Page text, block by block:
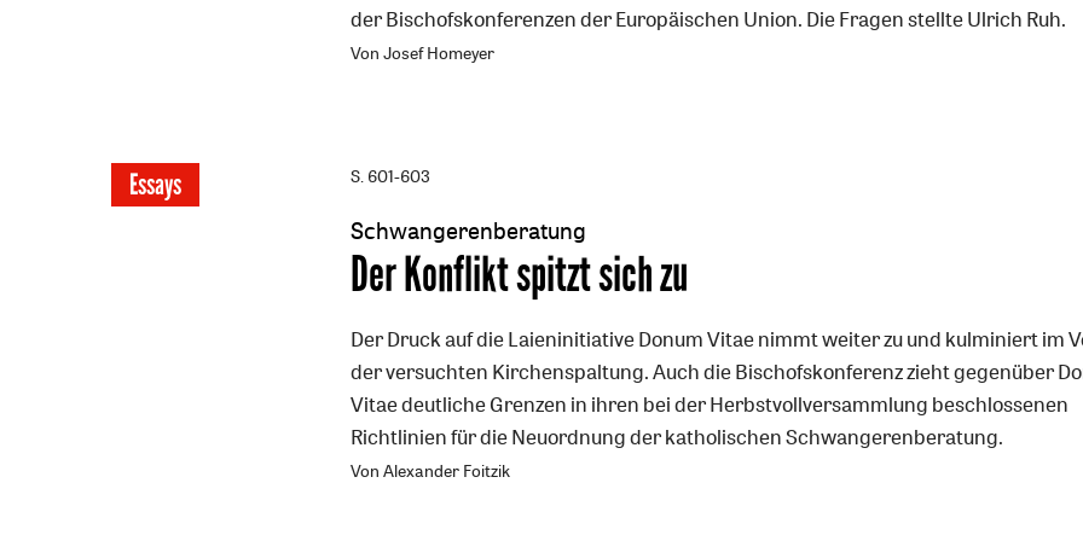
der Bischofskonferenzen der Europäischen Union. Die Fragen stellte Ulrich Ruh.
Von Josef Homeyer
Essays S. 601-603
Schwangerenberatung
:
Der Konflikt spitzt sich zu
Der Druck auf die Laieninitiative Donum Vitae nimmt weiter zu und kulminiert im
der versuchten Kirchenspaltung. Auch die Bischofskonferenz zieht gegenüber
Vitae deutliche Grenzen in ihren bei der Herbstvollversammlung beschlossenen
Richtlinien für die Neuordnung der katholischen Schwangerenberatung.
Von Alexander Foitzik